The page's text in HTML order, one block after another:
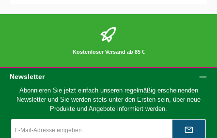
Kostenloser Versand ab 85 €
Newsletter
Abonnieren Sie jetzt einfach unseren regelmäßig erscheinenden
Newsletter und Sie werden stets unter den Ersten sein, über neue
Produkte und Angebote informiert werden.
Mail-